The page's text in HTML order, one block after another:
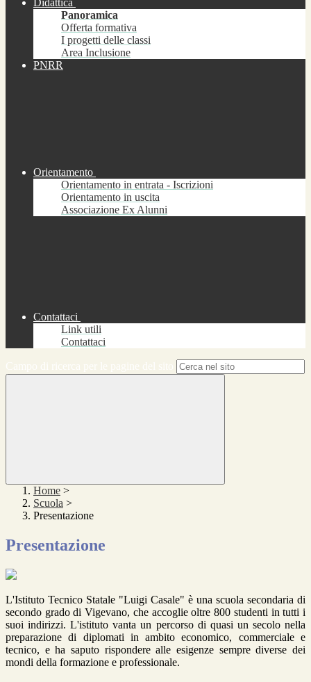
Didattica
Panoramica
Offerta formativa
I progetti delle classi
Area Inclusione
PNRR
Orientamento
Orientamento in entrata - Iscrizioni
Orientamento in uscita
Associazione Ex Alunni
Contattaci
Link utili
Contattaci
Home >
Scuola >
Presentazione
Presentazione
L'Istituto Tecnico Statale "Luigi Casale" è una scuola secondaria di
secondo grado di Vigevano, che accoglie oltre 800 studenti in tutti i
suoi indirizzi. L'istituto vanta un percorso di quasi un secolo nella
preparazione di diplomati in ambito economico, commerciale e
tecnico, e ha saputo rispondere alle esigenze sempre diverse dei
mondi della formazione e professionale.